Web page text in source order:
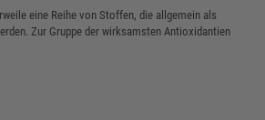
eine Reihe von Stoffen, die allgemein als
Zur Gruppe der wirksamsten Antioxidantien